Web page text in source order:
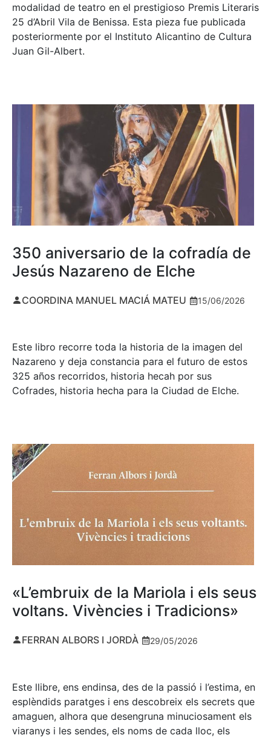
modalidad de teatro en el prestigioso Premis Literaris
25 d’Abril Vila de Benissa. Esta pieza fue publicada
posteriormente por el Instituto Alicantino de Cultura
Juan Gil-Albert.
350 aniversario de la cofradía de
Jesús Nazareno de Elche
COORDINA MANUEL MACIÁ MATEU 15/06/2026
Este libro recorre toda la historia de la imagen del
Nazareno y deja constancia para el futuro de estos
325 años recorridos, historia hecah por sus
Cofrades, historia hecha para la Ciudad de Elche.
«L’embruix de la Mariola i els seus
voltans. Vivències i Tradicions»
FERRAN ALBORS I JORDÀ 29/05/2026
Este llibre, ens endinsa, des de la passió i l’estima, en
esplèndids paratges i ens descobreix els secrets que
amaguen, alhora que desengruna minuciosament els
viaranys i les sendes, els noms de cada lloc, els